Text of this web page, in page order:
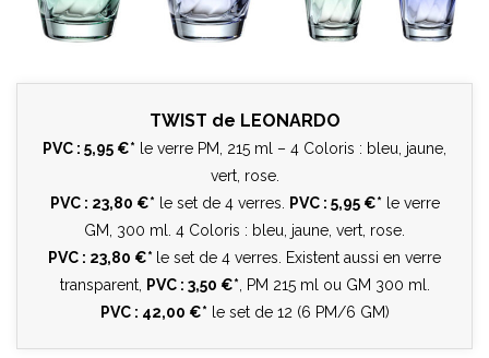
TWIST de LEONARDO
PVC : 5,95 €* le verre PM, 215 ml – 4 Coloris : bleu, jaune,
vert, rose.
PVC : 23,80 €* le set de 4 verres. PVC : 5,95 €* le verre
GM, 300 ml. 4 Coloris : bleu, jaune, vert, rose.
PVC : 23,80 €* le set de 4 verres. Existent aussi en verre
transparent,
PVC : 3,50 €* , PM 215 ml ou GM 300 ml.
PVC : 42,00 €* le set de 12 (6 PM/6 GM)